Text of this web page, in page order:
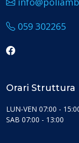
059 302265
Orari Struttura
LUN-VEN 07:00 -
SAB 07:00 - 13:00